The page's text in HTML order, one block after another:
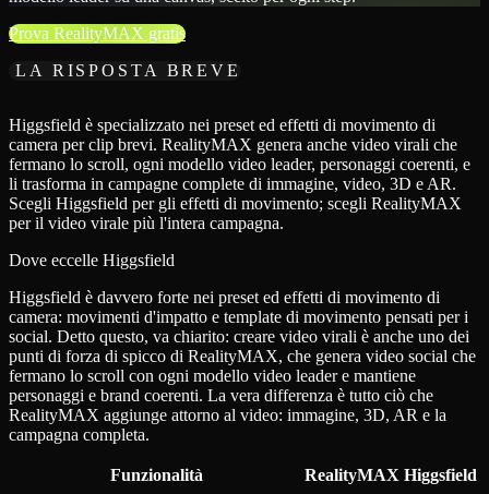
Prova RealityMAX gratis
LA RISPOSTA BREVE
Higgsfield è specializzato nei preset ed effetti di movimento di
camera per clip brevi. RealityMAX genera anche video virali che
fermano lo scroll, ogni modello video leader, personaggi coerenti, e
li trasforma in campagne complete di immagine, video, 3D e AR.
Scegli Higgsfield per gli effetti di movimento; scegli RealityMAX
per il video virale più l'intera campagna.
Dove eccelle Higgsfield
Higgsfield è davvero forte nei preset ed effetti di movimento di
camera: movimenti d'impatto e template di movimento pensati per i
social. Detto questo, va chiarito: creare video virali è anche uno dei
punti di forza di spicco di RealityMAX, che genera video social che
fermano lo scroll con ogni modello video leader e mantiene
personaggi e brand coerenti. La vera differenza è tutto ciò che
RealityMAX aggiunge attorno al video: immagine, 3D, AR e la
campagna completa.
Funzionalità RealityMAX Higgsfield